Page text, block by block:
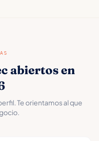
abiertos en
Te orientamos al que